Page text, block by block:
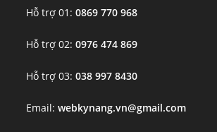
Hỗ trợ 01:0869 770 968
Hỗ trợ 02:0976 474 869
Hỗ trợ 03:038 997 8430
Email:webkynang.vn@gmail.com